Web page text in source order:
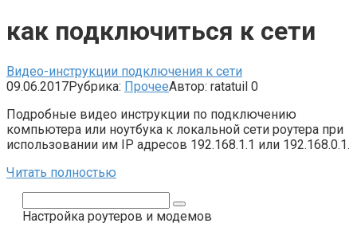
как подключиться к сети
Видео-инструкции подключения к сети
09.06.2017Рубрика: ПрочееАвтор: ratatuil 0
Подробные видео инструкции по подключению
компьютера или ноутбука к локальной сети роутера при
использовании им IP адресов 192.168.1.1 или 192.168.0.1.
Читать полностью
Настройка роутеров и модемов